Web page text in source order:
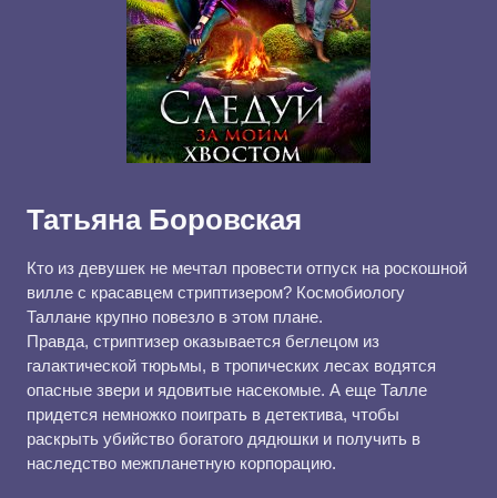
Татьяна Боровская
Кто из девушек не мечтал провести отпуск на роскошной
вилле с красавцем стриптизером? Космобиологу
Таллане крупно повезло в этом плане.
Правда, стриптизер оказывается беглецом из
галактической тюрьмы, в тропических лесах водятся
опасные звери и ядовитые насекомые. А еще Талле
придется немножко поиграть в детектива, чтобы
раскрыть убийство богатого дядюшки и получить в
наследство межпланетную корпорацию.